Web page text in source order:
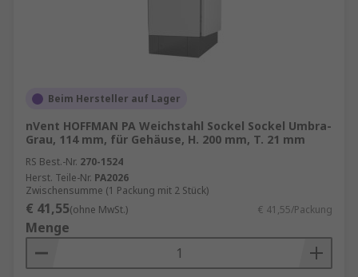
Beim Hersteller auf Lager
nVent HOFFMAN PA Weichstahl Sockel Sockel Umbra-
Grau, 114 mm, für Gehäuse, H. 200 mm, T. 21 mm
RS Best.-Nr. 270-1524
Herst. Teile-Nr. PA2026
Zwischensumme (1 Packung mit 2 Stück)
€ 41,55(ohne MwSt.) € 41,55/Packung
Menge